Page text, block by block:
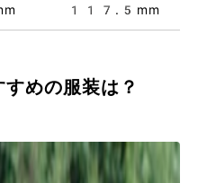
117.5mm
めの服装は？